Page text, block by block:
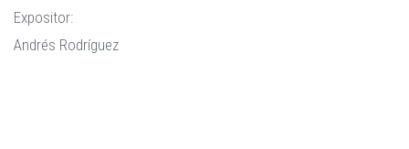
Expositor:
Andrés Rodríguez